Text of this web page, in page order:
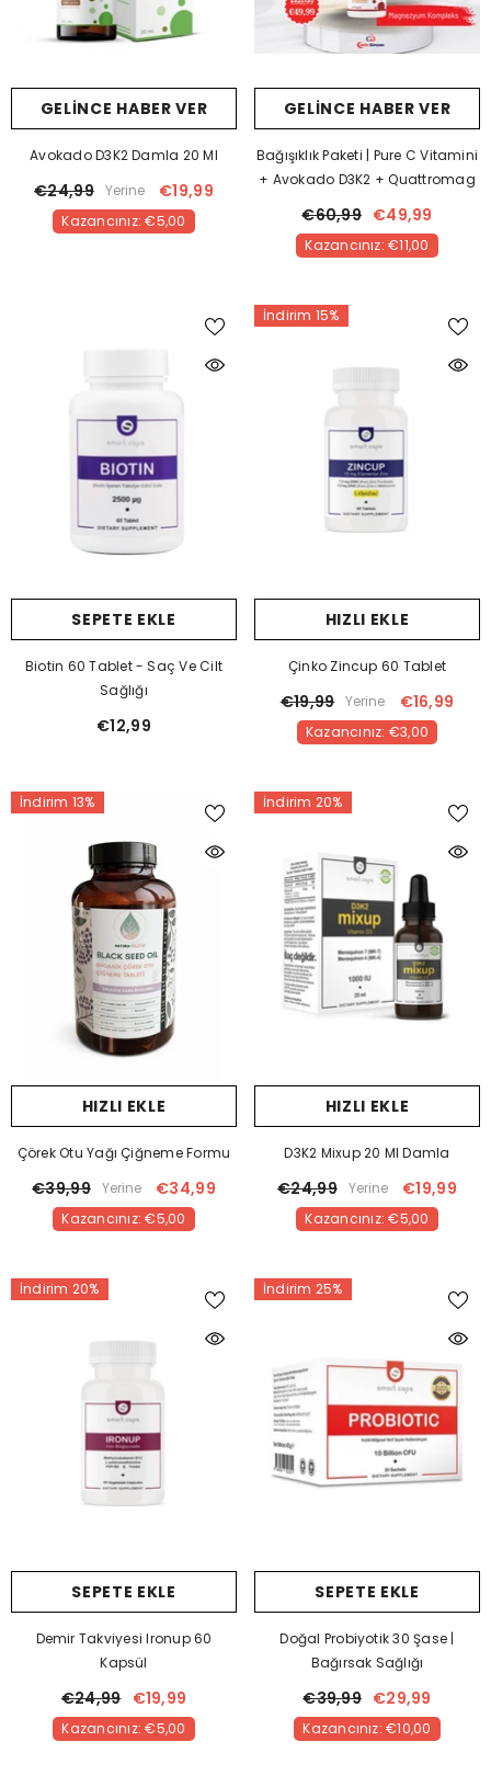
GELINCE HABER VER
Avokado D3K2 Damla 20 Ml
€24,99 Yerine €19,99
Kazancınız: €5,00
GELINCE HABER VER
Bağışıklık Paketi | Pure C Vitamini
+ Avokado D3K2 + Quattromag
€60,99 €49,99
Kazancınız: €11,00
SEPETE EKLE
Biotin 60 Tablet - Saç Ve Cilt
Sağlığı
€12,99
İndirim 15%
HIZLI EKLE
Çinko Zincup 60 Tablet
€19,99 Yerine €16,99
Kazancınız: €3,00
İndirim 13%
HIZLI EKLE
Çörek Otu Yağı Çiğneme Formu
€39,99 Yerine €34,99
Kazancınız: €5,00
İndirim 20%
HIZLI EKLE
D3K2 Mixup 20 Ml Damla
€24,99 Yerine €19,99
Kazancınız: €5,00
İndirim 20%
SEPETE EKLE
Demir Takviyesi Ironup 60
Kapsül
€24,99 €19,99
Kazancınız: €5,00
İndirim 25%
SEPETE EKLE
Doğal Probiyotik 30 Şase |
Bağırsak Sağlığı
€39,99 €29,99
Kazancınız: €10,00